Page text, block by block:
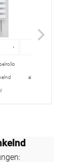
abdunkelnd weiß #1W